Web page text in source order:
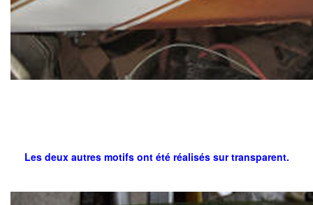
Les deux autres motifs ont été réalisés sur transparent.